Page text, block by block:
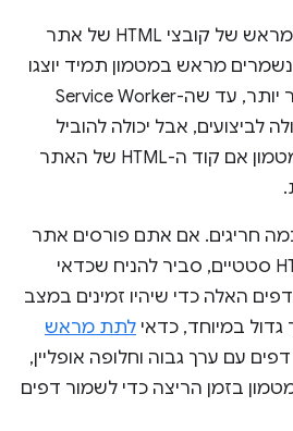
אחת הבעיות בהעלאה מראש של קובצי HTML של אתר
מראש במטמון תמיד יוצגו
מהמטמון במועד מאוחר יותר, עד שה-Service Worker
לביצועים, אבל יכולה להוביל
לנטישה משמעותית במטמון אם קוד ה-HTML של האתר
חריגים. אם אתם פורסים אתר
קטן עם כמה קובצי HTML סטטיים, סביר להניח שכדאי
האלה כדי שיהיו זמינים במצב
גדול במיוחד, כדאי לתת מראש
עם ערך גבוה וחלופה אופליין,
בזמן הריצה כדי לשמור דפים